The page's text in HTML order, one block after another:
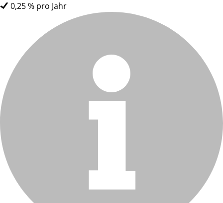
0,25 % pro Jahr